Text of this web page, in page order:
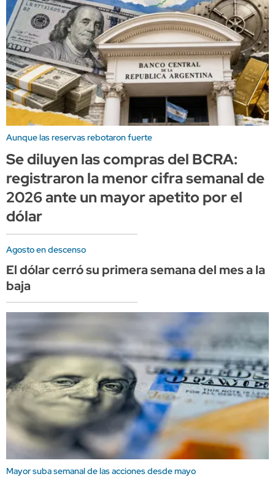
Aunque las reservas rebotaron fuerte
Se diluyen las compras del BCRA:
registraron la menor cifra semanal de
2026 ante un mayor apetito por el
dólar
Agosto en descenso
El dólar cerró su primera semana del mes a la
baja
Mayor suba semanal de las acciones desde mayo